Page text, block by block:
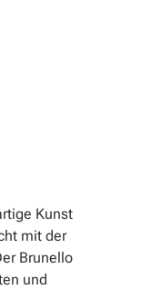
Kunst
mit der
Brunello
und